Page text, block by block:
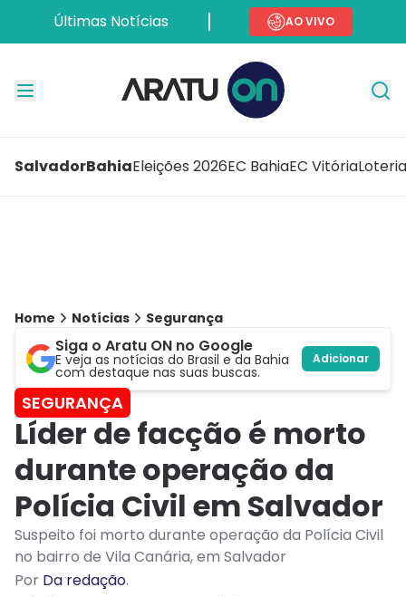
Últimas Notícias AO VIVO
SalvadorBahiaEleições 2026EC BahiaEC Vitória
Home Notícias Segurança
Siga o Aratu ON no Google
E veja as notícias do Brasil e da Bahia
com destaque nas suas buscas.
Adicionar
SEGURANÇA
Líder de facção é morto
durante operação da
Polícia Civil em Salvador
Suspeito foi morto durante operação da Polícia Civil
no bairro de Vila Canária, em Salvador
Por Da redação.